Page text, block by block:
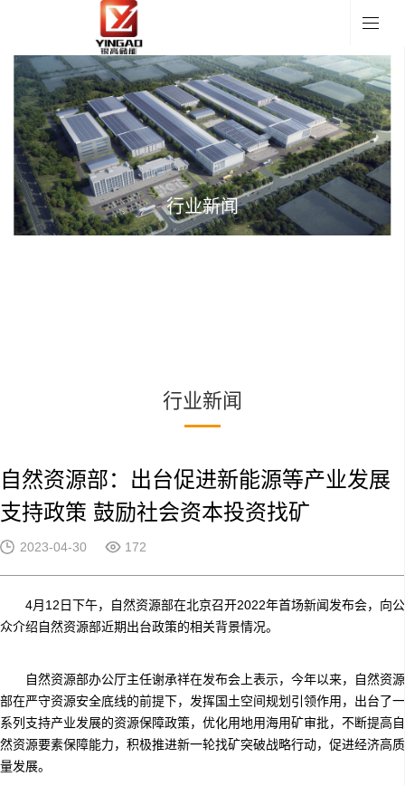
行业新闻
行业新闻
自然资源部：出台促进新能源等产业发展
支持政策 鼓励社会资本投资找矿
2023-04-30 172
4月12日下午，自然资源部在北京召开2022年首场新闻发布会，向公
众介绍自然资源部近期出台政策的相关背景情况。
自然资源部办公厅主任谢承祥在发布会上表示，今年以来，自然资源
部在严守资源安全底线的前提下，发挥国土空间规划引领作用，出台了一
系列支持产业发展的资源保障政策，优化用地用海用矿审批，不断提高自
然资源要素保障能力，积极推进新一轮找矿突破战略行动，促进经济高质
量发展。